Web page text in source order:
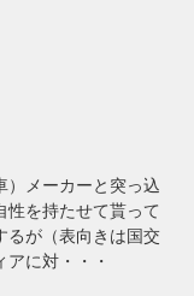
）メーカーと突っ込
性を持たせて貰って
るが（表向きは国交
に対・・・